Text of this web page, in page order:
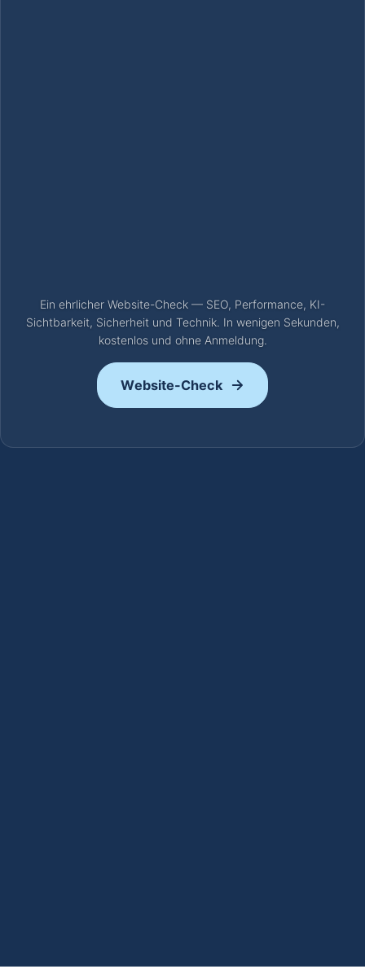
Ein ehrlicher Website-Check — SEO, Performance, KI-
Sichtbarkeit, Sicherheit und Technik. In wenigen Sekunden,
kostenlos und ohne Anmeldung.
Website-Check